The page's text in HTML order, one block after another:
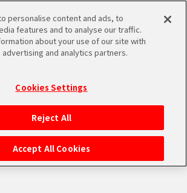
MEN
personalise content and ads, to
features and to analyse our traffic.
about your use of our site with
and analytics partners.
Cookies Settings
Reject All
Accept All Cookies